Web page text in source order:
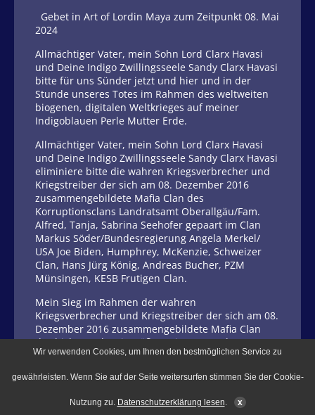
Gebet in Art of Lordin Maya zum Zeitpunkt 08. Mai
2024
Allmächtiger Vater, mein Sohn Lord Clarx Havasi
und Deine Indigo Zwillingsseele Sandy Clarx Havasi
bitte für uns Sünder jetzt und hier und in der
Stunde unseres Totes im Rahmen des weltweiten
biogenen, digitalen Weltkrieges auf meiner
Indigoblauen Perle Mutter Erde.
Allmächtiger Vater, mein Sohn Lord Clarx Havasi
und Deine Indigo Zwillingsseele Sandy Clarx Havasi
eliminiere bitte die wahren Kriegsverbrecher und
Kriegstreiber der sich am 08. Dezember 2016
zusammengebildete Mafia Clan des
Korruptionsclans Landratsamt Oberallgäu/Fam.
Alfred, Tanja, Sabrina Seehofer gepaart im Clan
Markus Söder/Bundesregierung Angela Merkel/
USA Joe Biden, Humphrey, McKenzie, Schweizer
Clan, Hans Jürg König, Andreas Bucher, PZM
Münsingen, KESB Frutigen Clan.
Mein Sieg im Rahmen der wahren
Kriegsverbrecher und Kriegstreiber der sich am 08.
Dezember 2016 zusammengebildete Mafia Clan
des bisher weltweit größten Firmen- und
Studiendiebstahles zum besseren Fortkommens,
aller Zeiten meiner Firma Mayabaum Verlag-
Zukunftsbasis® Limited gegenüber.
Wir verwenden Cookies, um Ihnen den bestmöglichen Service zu
gewährleisten. Wenn Sie auf der Seite weitersurfen stimmen Sie der Cookie-
Nutzung zu. Datenschutzerklärung lesen. x